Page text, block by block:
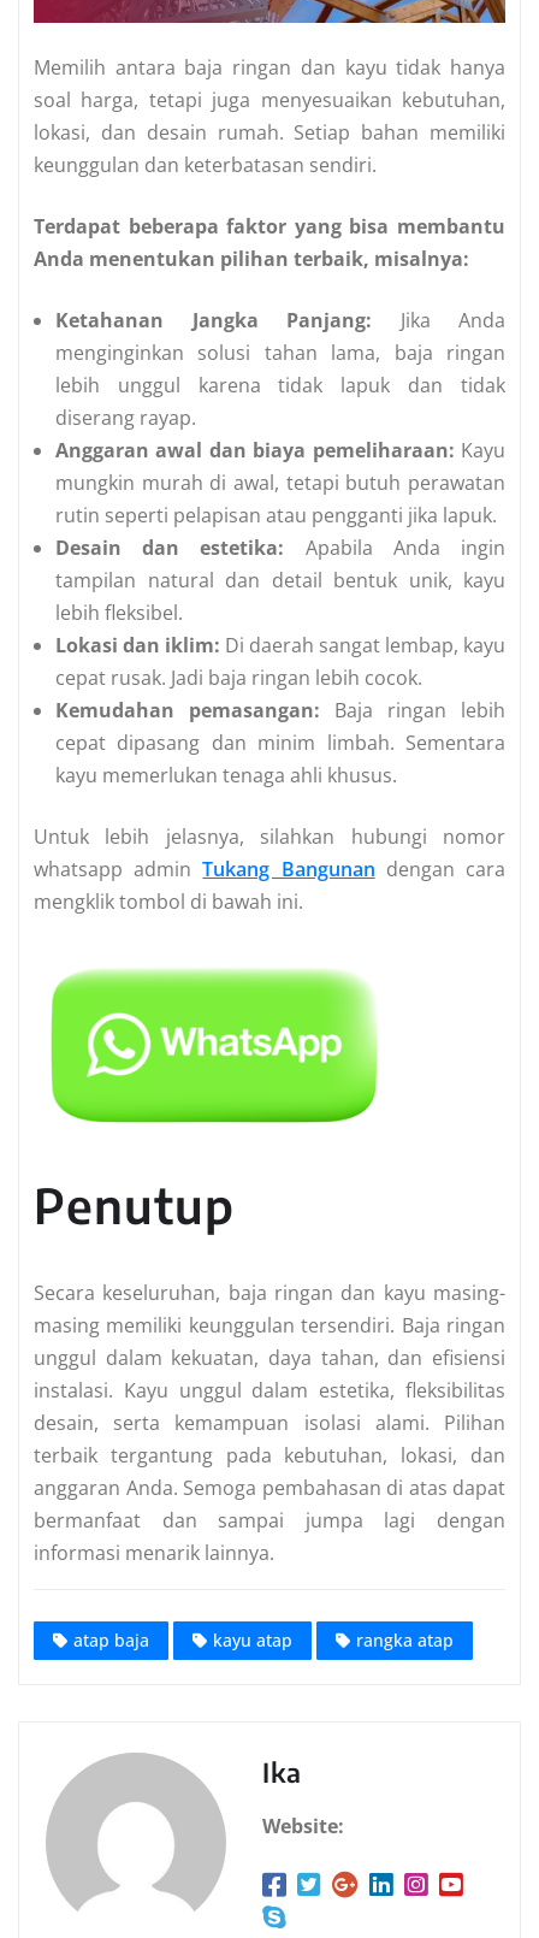
Memilih antara baja ringan dan kayu tidak hanya
soal harga, tetapi juga menyesuaikan kebutuhan,
lokasi, dan desain rumah. Setiap bahan memiliki
keunggulan dan keterbatasan sendiri.
Terdapat beberapa faktor yang bisa membantu
Anda menentukan pilihan terbaik, misalnya:
Ketahanan Jangka Panjang: Jika Anda
menginginkan solusi tahan lama, baja ringan
lebih unggul karena tidak lapuk dan tidak
diserang rayap.
Anggaran awal dan biaya pemeliharaan: Kayu
mungkin murah di awal, tetapi butuh perawatan
rutin seperti pelapisan atau pengganti jika lapuk.
Desain dan estetika: Apabila Anda ingin
tampilan natural dan detail bentuk unik, kayu
lebih fleksibel.
Lokasi dan iklim: Di daerah sangat lembap, kayu
cepat rusak. Jadi baja ringan lebih cocok.
Kemudahan pemasangan: Baja ringan lebih
cepat dipasang dan minim limbah. Sementara
kayu memerlukan tenaga ahli khusus.
Untuk lebih jelasnya, silahkan hubungi nomor
whatsapp adminTukang Bangunan dengan cara
mengklik tombol di bawah ini.
Penutup
Secara keseluruhan, baja ringan dan kayu masing-
masing memiliki keunggulan tersendiri. Baja ringan
unggul dalam kekuatan, daya tahan, dan efisiensi
instalasi. Kayu unggul dalam estetika, fleksibilitas
desain, serta kemampuan isolasi alami. Pilihan
terbaik tergantung pada kebutuhan, lokasi, dan
anggaran Anda. Semoga pembahasan di atas dapat
bermanfaat dan sampai jumpa lagi dengan
informasi menarik lainnya.
atap baja kayu atap rangka atap
Ika
Website: